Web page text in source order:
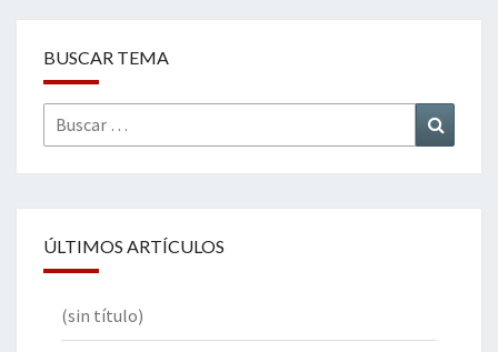
BUSCAR TEMA
Buscar
por:
ÚLTIMOS ARTÍCULOS
(sin título)